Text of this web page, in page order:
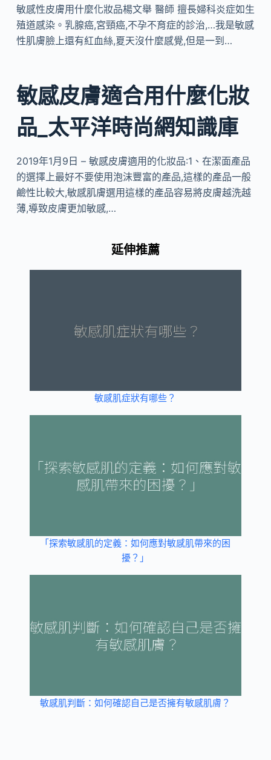
敏感性皮膚用什麼化妝品楊文舉 醫師 擅長婦科炎症如生
殖道感染。乳腺癌,宮頸癌,不孕不育症的診治,…我是敏感
性肌膚臉上還有紅血絲,夏天沒什麼感覺,但是一到…
敏感皮膚適合用什麼化妝
品_太平洋時尚網知識庫
2019年1月9日 – 敏感皮膚適用的化妝品:1、在潔面產品
的選擇上最好不要使用泡沫豐富的產品,這樣的產品一般
鹼性比較大,敏感肌膚選用這樣的產品容易將皮膚越洗越
薄,導致皮膚更加敏感,…
延伸推薦
敏感肌症狀有哪些？
「探索敏感肌的定義：如何應對敏感肌帶來的困
擾？」
敏感肌判斷：如何確認自己是否擁有敏感肌膚？